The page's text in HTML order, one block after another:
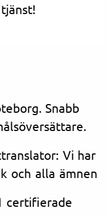
Snabb
Vi har
och alla ämnen
certifierade